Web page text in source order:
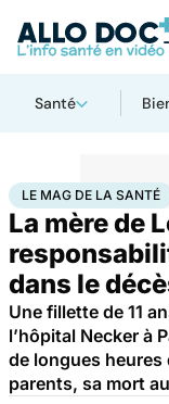
Santé
AccueilSanté SociétéLe
LE MAG DE LA SANTÉ
La mère de
dans le
Une fillette de 11
l’hôpital Necker à
de longues
parents, sa mort